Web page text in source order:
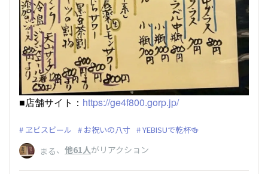
■店舗サイト： https://ge4f800.gorp.jp/
ヱビスビール お祝いの八寸 YEBISUで乾杯🍻
まる、 他61人がリアクション